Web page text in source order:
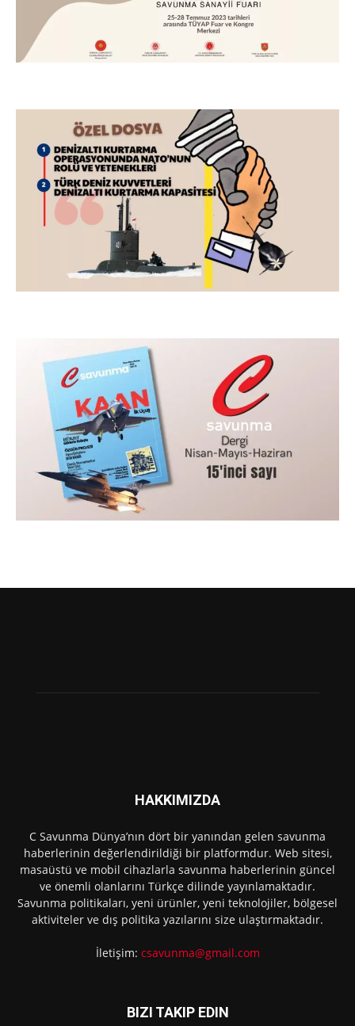
HAKKIMIZDA
C Savunma Dünya’nın dört bir yanından gelen savunma
haberlerinin değerlendirildiği bir platformdur. Web sitesi,
masaüstü ve mobil cihazlarla savunma haberlerinin güncel
ve önemli olanlarını Türkçe dilinde yayınlamaktadır.
Savunma politikaları, yeni ürünler, yeni teknolojiler, bölgesel
aktiviteler ve dış politika yazılarını size ulaştırmaktadır.
İletişim: csavunma@gmail.com
BIZI TAKIP EDIN